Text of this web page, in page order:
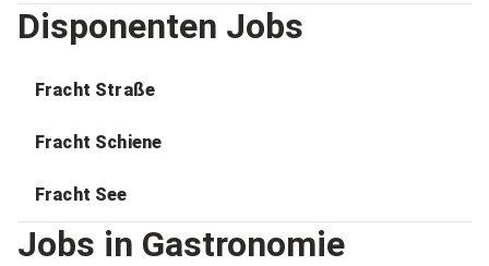
Disponenten Jobs
Fracht Straße
Fracht Schiene
Fracht See
Jobs in Gastronomie